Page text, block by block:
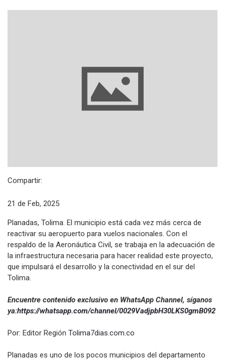
Compartir:
21 de Feb, 2025
Planadas, Tolima. El municipio está cada vez más cerca de
reactivar su aeropuerto para vuelos nacionales. Con el
respaldo de la Aeronáutica Civil, se trabaja en la adecuación de
la infraestructura necesaria para hacer realidad este proyecto,
que impulsará el desarrollo y la conectividad en el sur del
Tolima.
Encuentre contenido exclusivo en WhatsApp Channel, síganos
ya:https://whatsapp.com/channel/0029VadjpbH30LKS0gmB092
Por: Editor Región Tolima7dias.com.co
Planadas es uno de los pocos municipios del departamento